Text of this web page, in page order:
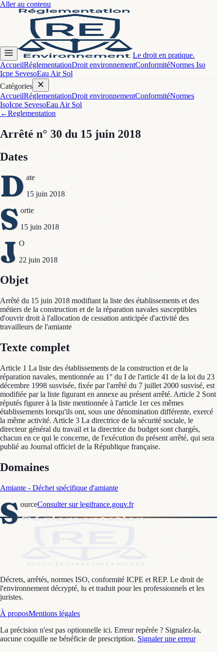
Aller au contenu
Le droit en pratique.
AccueilRéglementationDroit environnementConformitéNormes Iso
Icpe SevesoEau Air Sol
Catégories
AccueilRéglementationDroit environnementConformitéNormes
IsoIcpe SevesoEau Air Sol
←Reglementation
Arrêté n° 30 du 15 juin 2018
Dates
D ate
15 juin 2018
S ortie
15 juin 2018
J O
22 juin 2018
Objet
Arrêté du 15 juin 2018 modifiant la liste des établissements et des
métiers de la construction et de la réparation navales susceptibles
d'ouvrir droit à l'allocation de cessation anticipée d'activité des
travailleurs de l'amiante
Texte complet
Article 1 La liste des établissements de la construction et de la
réparation navales, mentionnée au 1° du I de l'article 41 de la loi du 23
décembre 1998 susvisée, fixée par l'arrêté du 7 juillet 2000 susvisé, est
modifiée par la liste figurant en annexe au présent arrêté. Article 2 Sont
réputés figurer à la liste mentionnée à l'article 1er ces mêmes
établissements lorsqu'ils ont, sous une dénomination différente, exercé
la même activité. Article 3 La directrice de la sécurité sociale, le
directeur général du travail et la directrice du budget sont chargés,
chacun en ce qui le concerne, de l'exécution du présent arrêté, qui sera
publié au Journal officiel de la République française.
Domaines
Amiante - Déchet spécifique d'amiante
S ourceConsulter sur legifrance.gouv.fr
Décrets, arrêtés, normes ISO, conformité ICPE et REP. Le droit de
l'environnement décrypté, lu et traduit pour les professionnels et les
juristes.
À proposMentions légales
La précision n'est pas optionnelle ici. Erreur repérée ? Signalez-la,
aucune coquille ne bénéficie de prescription. Signaler une erreur